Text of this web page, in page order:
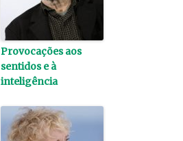
Provocações aos
sentidos e à
inteligência